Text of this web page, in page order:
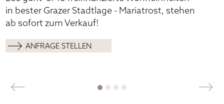
in bester Grazer Stadtlage - Mariatrost, stehen
ab sofort zum Verkauf!
ANFRAGE STELLEN
Kontaktaufnahme im Rahmen dieser Anfrage gespeichert.
(Datenschutzerklärung).